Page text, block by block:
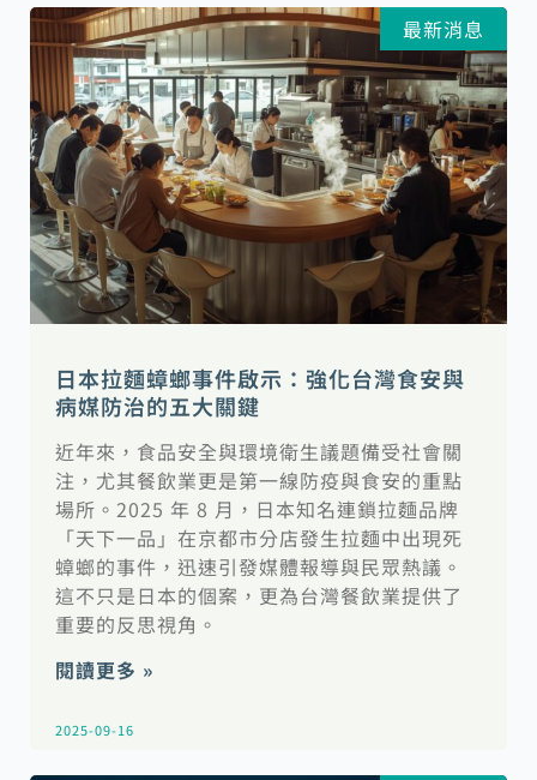
最新消息
日本拉麵蟑螂事件啟示：強化台灣食安與
病媒防治的五大關鍵
近年來，食品安全與環境衛生議題備受社會關
注，尤其餐飲業更是第一線防疫與食安的重點
場所。2025 年 8 月，日本知名連鎖拉麵品牌
「天下一品」在京都市分店發生拉麵中出現死
蟑螂的事件，迅速引發媒體報導與民眾熱議。
這不只是日本的個案，更為台灣餐飲業提供了
重要的反思視角。
閱讀更多 »
2025-09-16